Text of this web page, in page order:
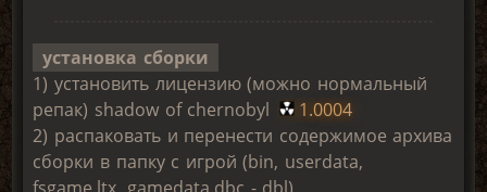
установка сборки
1) установить лицензию (можно нормальный
репак) shadow of chernobyl
1.0004
2) распаковать и перенести содержимое архива
сборки в папку с игрой (bin, userdata,